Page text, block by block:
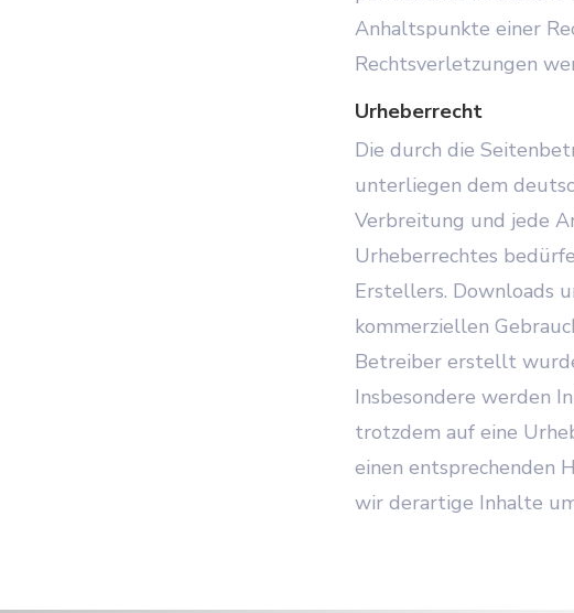
Anhaltspunkte einer
Rechtsverletzungen
Urheberrecht
Die durch die
unterliegen dem
Verbreitung und jede
Urheberrechtes
Erstellers. Downloads
kommerziellen
Betreiber erstellt
Insbesondere werden
trotzdem auf eine
einen entsprechenden
wir derartige Inhalte